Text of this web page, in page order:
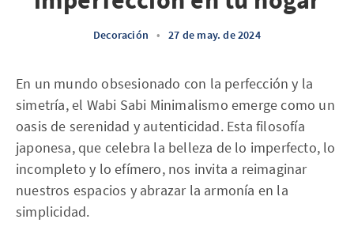
Decoración • 27 de may. de 2024
En un mundo obsesionado con la perfección y la
simetría, el Wabi Sabi Minimalismo emerge como un
oasis de serenidad y autenticidad. Esta filosofía
japonesa, que celebra la belleza de lo imperfecto, lo
incompleto y lo efímero, nos invita a reimaginar
nuestros espacios y abrazar la armonía en la
simplicidad.